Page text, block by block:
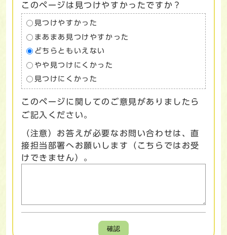
このページは見つけやすかったですか？
見つけやすかった
まあまあ見つけやすかった
どちらともいえない
やや見つけにくかった
見つけにくかった
このページに関してのご意見がありましたら
ご記入ください。
（注意）お答えが必要なお問い合わせは、直
接担当部署へお願いします（こちらではお受
けできません）。
確認